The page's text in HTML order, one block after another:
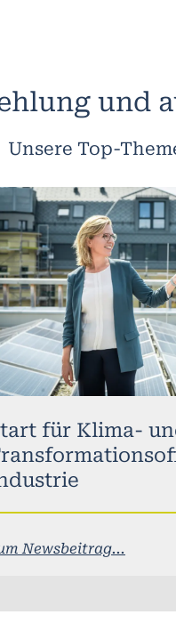
und
Unsere Top-
für Klima-
Newsbeitrag...